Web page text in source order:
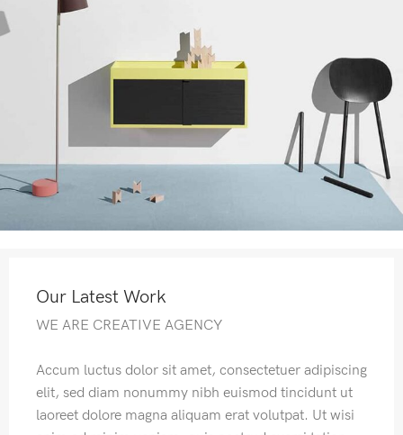
Our Latest Work
WE ARE CREATIVE AGENCY
Accum luctus dolor sit amet, consectetuer adipiscing
elit, sed diam nonummy nibh euismod tincidunt ut
laoreet dolore magna aliquam erat volutpat. Ut wisi